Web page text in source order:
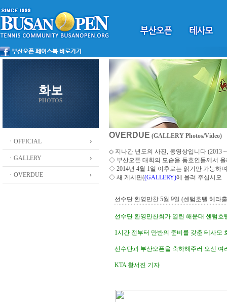
화보
PHOTOS
ㆍOFFICIAL
ㆍGALLERY
ㆍOVERDUE
OVERDUE (GALLERY Photos/Video)
◇ 지나간 년도의 사진, 동영상입니다 (2013
◇ 부산오픈 대회의 모습을 동호인들께서
◇ 2014년 4월 1일 이후로는 읽기만 가능하
◇ 새 게시판((GALLERY)에 올려 주십시오
선수단 환영만찬 5월 9일 (센텀호텔 헤라
선수단 환영만찬회가 열린 해운대 센텀호
1시간 전부터 만반의 준비를 갖춘 테사모
선수단과 부산오픈을 축하해주러 오신
KTA 황서진 기자